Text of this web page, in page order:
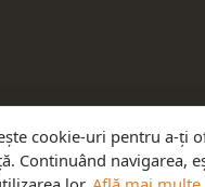
cookie-uri pentru a-ți
Continuând navigarea,